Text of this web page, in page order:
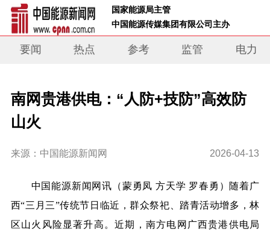
国家能源局主管
中国能源传媒集团有限公司主办
要闻 热点 参考 监管 电力
南网贵港供电：“人防+技防”高效防
山火
来源：中国能源新闻网 2026-04-13
中国能源新闻网讯（蒙勇凤 方天学 罗春勇） 随着广
西“三月三”传统节日临近，群众祭祀、踏青活动增多，林
区山火风险显著升高。近期，南方电网广西贵港供电局